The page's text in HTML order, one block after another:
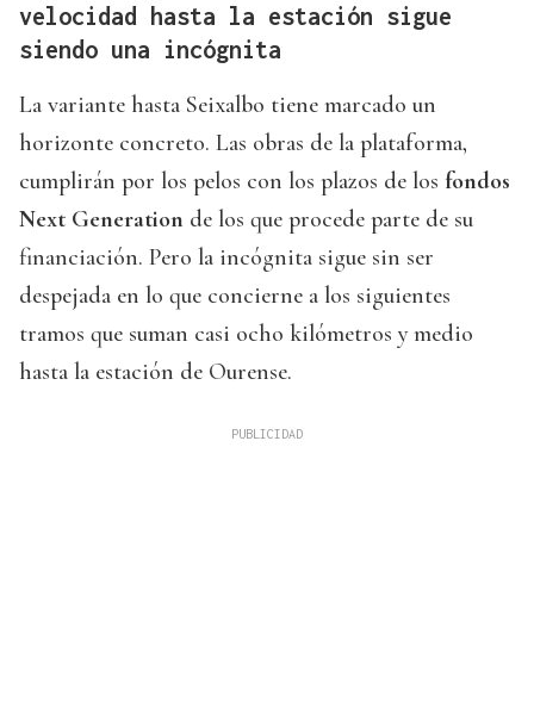
velocidad hasta la estación sigue
siendo una incógnita
La variante hasta Seixalbo tiene marcado un
horizonte concreto. Las obras de la plataforma,
cumplirán por los pelos con los plazos de los fondos
Next Generation de los que procede parte de su
financiación. Pero la incógnita sigue sin ser
despejada en lo que concierne a los siguientes
tramos que suman casi ocho kilómetros y medio
hasta la estación de Ourense.